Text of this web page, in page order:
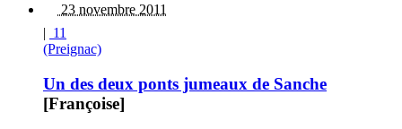
23 novembre 2011
| 11
(Preignac)
Un des deux ponts jumeaux de Sanche
[Françoise]